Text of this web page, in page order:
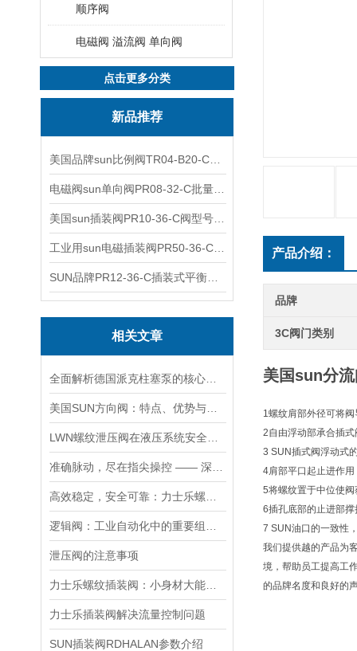
顺序阀
电磁阀 溢流阀 单向阀
点击更多分类
新品推荐
相关文章
泄压阀的注意事项
力士乐插装阀解决流量控制问题
SUN插装阀RDHALAN参数介绍
产品介绍：
品牌
3C阀门类别
美国sun分
1螺纹肩部外径可将
2自由浮动部承合插
3 SUN插式阀浮动式
4肩部平口起止进作
5将螺纹置于中位使
6插孔底部的止进部
7 SUN油口的一致性
我们提供越的产品为
境，帮助员工提高工
的品牌名度和良好的